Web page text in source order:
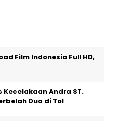
Film Indonesia Full HD,
Kecelakaan Andra ST.
Dua di Tol